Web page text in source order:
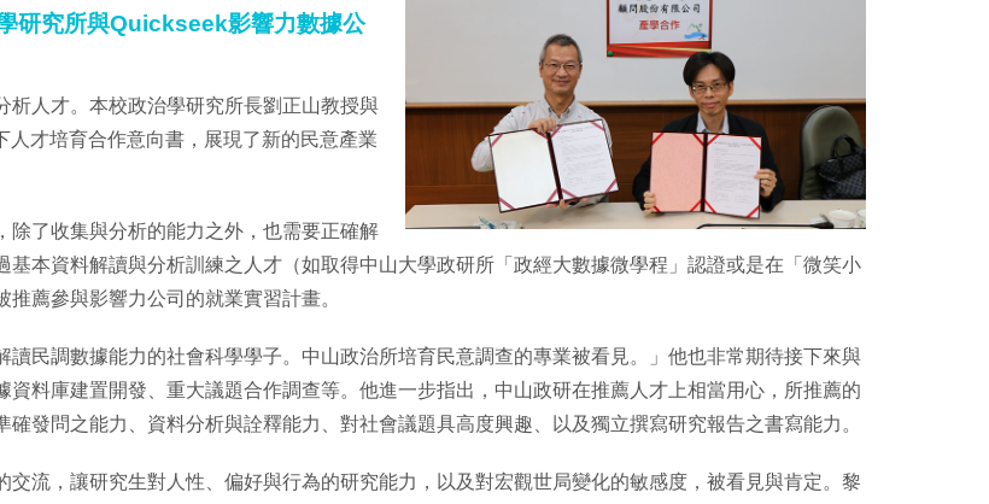
研究所與Quickseek影響力數據公
析人才。本校政治學研究所長劉正山教授與
才培育合作意向書，展現了新的民意產業
除了收集與分析的能力之外，也需要正確解
本資料解讀與分析訓練之人才（如取得中山大學政研所「政經大數據微學程」認證或是在「微笑小
薦參與影響力公司的就業實習計畫。
民調數據能力的社會科學學子。中山政治所培育民意調查的專業被看見。」他也非常期待接下來與
料庫建置開發、重大議題合作調查等。他進一步指出，中山政研在推薦人才上相當用心，所推薦的
發問之能力、資料分析與詮釋能力、對社會議題具高度興趣、以及獨立撰寫研究報告之書寫能力。
流，讓研究生對人性、偏好與行為的研究能力，以及對宏觀世局變化的敏感度，被看見與肯定。黎